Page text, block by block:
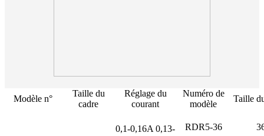
Modèle n°
Taille du
cadre
Réglage du
courant
Numéro de
modèle
Taille
0,1-0,16A 0,13-
RDR5-36